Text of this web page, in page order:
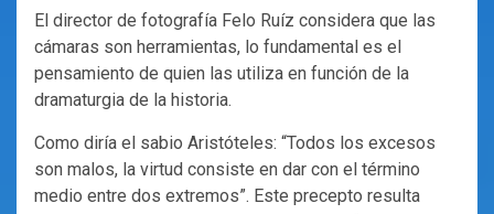
El director de fotografía Felo Ruíz considera que las
cámaras son herramientas, lo fundamental es el
pensamiento de quien las utiliza en función de la
dramaturgia de la historia.
Como diría el sabio Aristóteles: “Todos los excesos
son malos, la virtud consiste en dar con el término
medio entre dos extremos”. Este precepto resulta